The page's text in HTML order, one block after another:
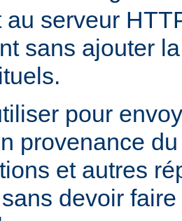
au serveur
sans ajouter
pour
provenance
et autres
devoir